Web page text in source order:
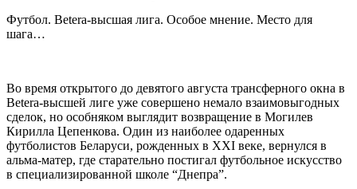
Футбол. Betera-высшая лига. Особое мнение. Место для
шага…
Во время открытого до девятого августа трансферного окна в
Betera-высшей лиге уже совершено немало взаимовыгодных
сделок, но особняком выглядит возвращение в Могилев
Кирилла Цепенкова. Один из наиболее одаренных
футболистов Беларуси, рожденных в XXI веке, вернулся в
альма-матер, где старательно постигал футбольное искусство
в специализированной школе “Днепра”.